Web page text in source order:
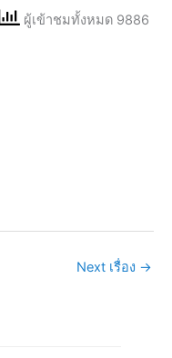
ผู้เข้าชมทั้งหมด 9886
Next เรื่อง →